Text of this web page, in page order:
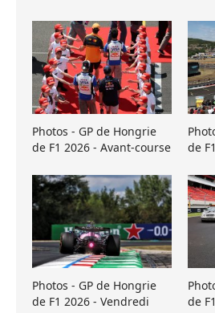
Photos - GP de Hongrie
de F1 2026 - Avant-course
de
Photos - GP de Hongrie
de F1 2026 - Vendredi
de